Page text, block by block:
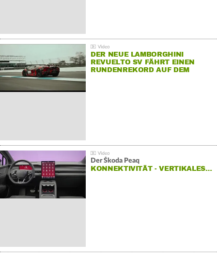
DER NEUE LAMBORGHINI
REVUELTO SV FÄHRT EINEN
RUNDENREKORD AUF DEM
Der Škoda Peaq
KONNEKTIVITÄT - VERTIKALES…